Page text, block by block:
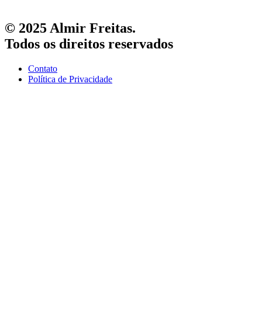
© 2025 Almir Freitas.
Todos os direitos reservados
Contato
Política de Privacidade